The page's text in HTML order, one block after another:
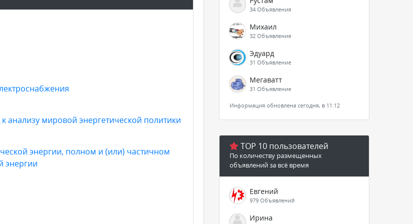
анализу мировой энергетической политики
энергии, полном и (или) частичном
энергии
34 Объявления
Михаил
32 Объявления
Эдуард
31 Объявление
Мегаватт
31 Объявление
Информация обновлена сегодня, в 11:12
TOP 10 пользователей
По количеству размещенных
объявлений за всё время
Евгений
979 Объявлений
Ирина